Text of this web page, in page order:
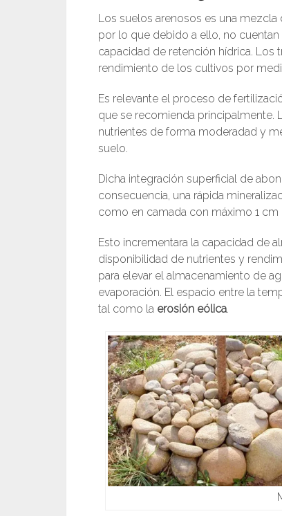
Los suelos arenosos es una
por lo que debido a ello, no
capacidad de retención hídrica. Los
rendimiento de los cultivos por
Es relevante el proceso de
que se recomienda principalmente.
nutrientes de forma moderadad y
suelo.
Dicha integración superficial de
consecuencia, una rápida
como en camada con máximo 1 cm
Esto incrementara la capacidad de
disponibilidad de nutrientes y
para elevar el almacenamiento de
evaporación. El espacio entre la
tal como la erosión eólica.